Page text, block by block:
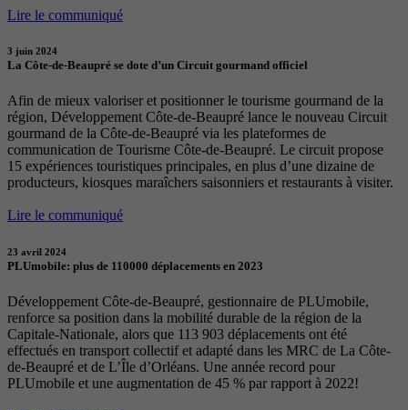
Lire le communiqué
3 juin 2024
La Côte-de-Beaupré se dote d’un Circuit gourmand officiel
Afin de mieux valoriser et positionner le tourisme gourmand de la
région, Développement Côte-de-Beaupré lance le nouveau Circuit
gourmand de la Côte-de-Beaupré via les plateformes de
communication de Tourisme Côte-de-Beaupré. Le circuit propose
15 expériences touristiques principales, en plus d’une dizaine de
producteurs, kiosques maraîchers saisonniers et restaurants à visiter.
Lire le communiqué
23 avril 2024
PLUmobile: plus de 110000 déplacements en 2023
Développement Côte-de-Beaupré, gestionnaire de PLUmobile,
renforce sa position dans la mobilité durable de la région de la
Capitale-Nationale, alors que 113 903 déplacements ont été
effectués en transport collectif et adapté dans les MRC de La Côte-
de-Beaupré et de L’Île d’Orléans. Une année record pour
PLUmobile et une augmentation de 45 % par rapport à 2022!